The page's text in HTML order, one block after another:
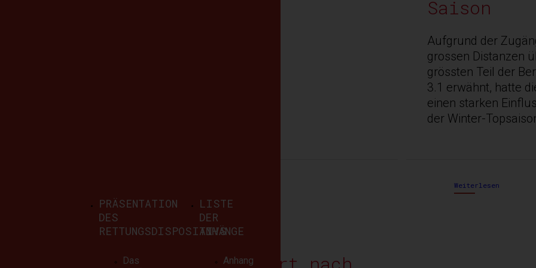
PRÄSENTATION
DES
RETTUNGSDISPOSITIVS
Das
LISTE
DER
ANHÄNGE
Anhang
Saison
Aufgrund der
grossen Distanzen
grössten Teil der
3.1 erwähnt, hatte
einen starken
der Winter-
Weiterlesen
Einsätze gegliedert nach